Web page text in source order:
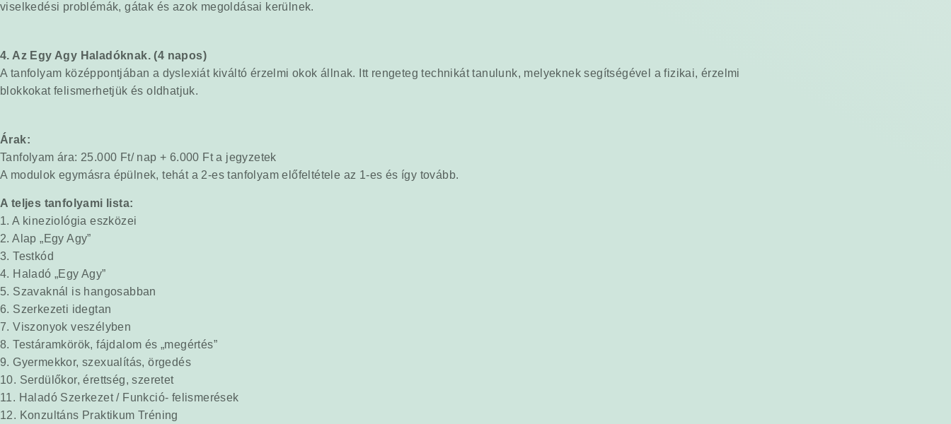
viselkedési problémák, gátak és azok megoldásai kerülnek.
4. Az Egy Agy Haladóknak. (4 napos)
A tanfolyam középpontjában a dyslexiát kiváltó érzelmi okok állnak. Itt rengeteg technikát tanulunk, melyeknek segítségével a fizikai, érzelmi
blokkokat felismerhetjük és oldhatjuk.
Árak:
Tanfolyam ára: 25.000 Ft/ nap + 6.000 Ft a jegyzetek
A modulok egymásra épülnek, tehát a 2-es tanfolyam előfeltétele az 1-es és így tovább.
A teljes tanfolyami lista:
1. A kineziológia eszközei
2. Alap „Egy Agy”
3. Testkód
4. Haladó „Egy Agy”
5. Szavaknál is hangosabban
6. Szerkezeti idegtan
7. Viszonyok veszélyben
8. Testáramkörök, fájdalom és „megértés”
9. Gyermekkor, szexualítás, örgedés
10. Serdülőkor, érettség, szeretet
11. Haladó Szerkezet / Funkció- felismerések
12. Konzultáns Praktikum Tréning